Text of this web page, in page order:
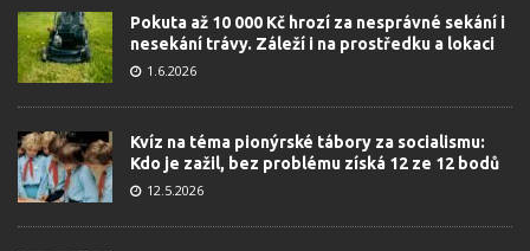
Pokuta až 10 000 Kč hrozí za nesprávné sekání i
nesekání trávy. Záleží i na prostředku a lokaci
1.6.2026
Kvíz na téma pionýrské tábory za socialismu:
Kdo je zažil, bez problému získá 12 ze 12 bodů
12.5.2026